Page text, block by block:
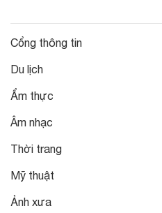
Cổng thông tin
Du lịch
Ẩm thực
Âm nhạc
Thời trang
Mỹ thuật
Ảnh xưa